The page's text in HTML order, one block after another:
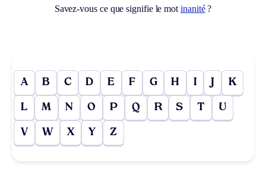
Savez-vous ce que signifie le mot inanité?
A B C D E F G H I J K
L M N O P Q R S T U
V W X Y Z